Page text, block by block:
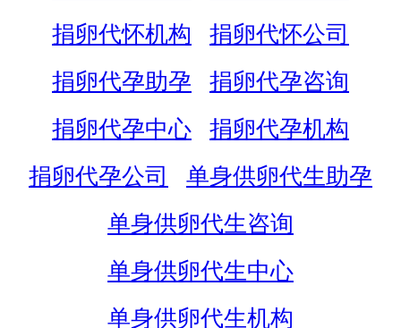
捐卵代怀机构
捐卵代怀公司
捐卵代孕助孕
捐卵代孕咨询
捐卵代孕中心
捐卵代孕机构
捐卵代孕公司
单身供卵代生助孕
单身供卵代生咨询
单身供卵代生中心
单身供卵代生机构